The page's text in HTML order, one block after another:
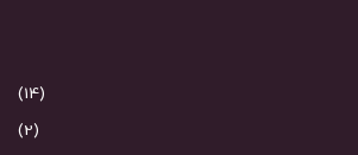
(14)
(2)